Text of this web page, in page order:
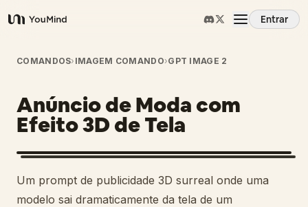
YouMind
Entrar
Visão Geral
Casos de Uso
Habilidades
Prompts
COMANDOS› IMAGEM COMANDO›GPT IMAGE 2
Anúncio de Moda com
Efeito 3D de Tela
Um prompt de publicidade 3D surreal onde uma
modelo sai dramaticamente da tela de um